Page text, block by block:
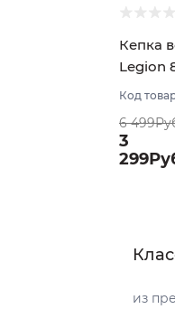
Кепка
Legion
Код
6
3
из